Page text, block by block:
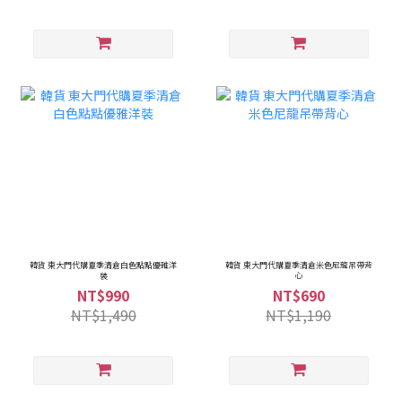
韓貨 東大門代購夏季清倉白色點點優雅洋
裝
NT$990
NT$1,490
韓貨 東大門代購夏季清倉米色尼龍吊帶背
心
NT$690
NT$1,190